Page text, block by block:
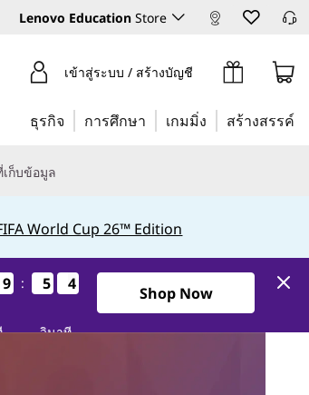
Lenovo Education Store
เข้าสู่ระบบ / สร้างบัญชี
ธุรกิจ การศึกษา เกมมิ่ง สร้างสรรค์
เก็บข้อมูล
World Cup 26™ Edition
9
9
9
9 : 5
5
5
5 4
3
4
3
วินาที
0วัน11ชั่วโมง19นาที53วินาที
Shop Now